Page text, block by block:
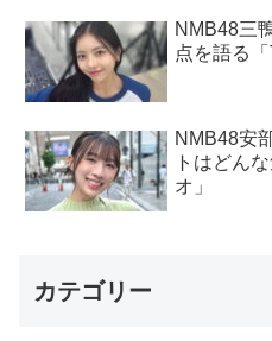
NMB48三
点を語る
NMB48安
トはどん
オ」
カテゴリー